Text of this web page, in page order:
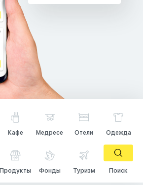
Кафе Медресе Отели Одежда
Продукты Фонды Туризм Поиск